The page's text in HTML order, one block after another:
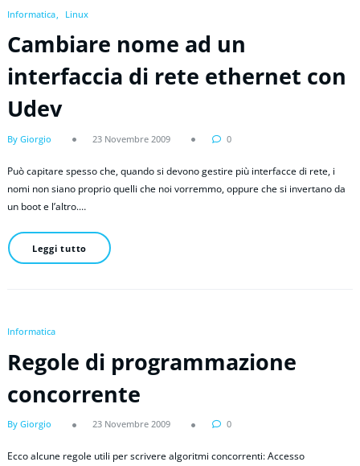
Informatica Linux
Cambiare nome ad un
interfaccia di rete ethernet con
Udev
By Giorgio 23 Novembre 2009 0
Può capitare spesso che, quando si devono gestire più interfacce di rete, i
nomi non siano proprio quelli che noi vorremmo, oppure che si invertano da
un boot e l’altro.…
Leggi tutto
Informatica
Regole di programmazione
concorrente
By Giorgio 23 Novembre 2009 0
Ecco alcune regole utili per scrivere algoritmi concorrenti: Accesso